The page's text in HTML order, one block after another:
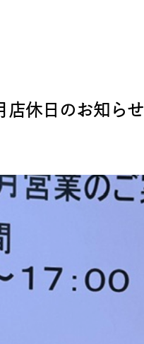
店休日のお知らせ